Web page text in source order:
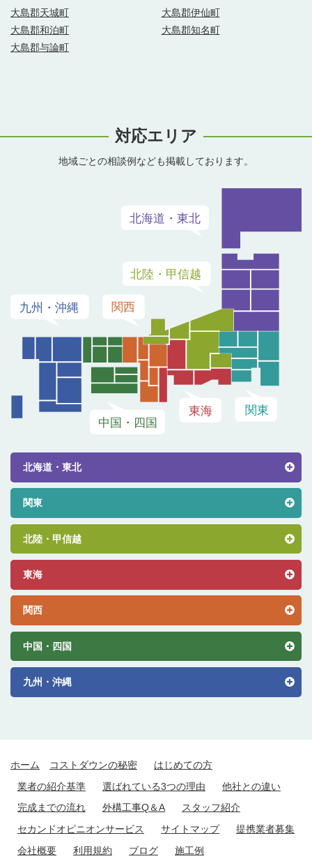
大島郡天城町
大島郡伊仙町
大島郡和泊町
大島郡知名町
大島郡与論町
対応エリア
地域ごとの相談例なども掲載しております。
北海道・東北
関東
北陸・甲信越
東海
関西
中国・四国
九州・沖縄
ホーム コストダウンの秘密
はじめての方
業者の紹介基準
選ばれている3つの理由
他社との違い
完成までの流れ
外構工事Q＆A
スタッフ紹介
セカンドオピニオンサービス
サイトマップ
提携業者募集
会社概要
利用規約 ブログ 施工例